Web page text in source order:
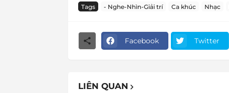
Tags - Nghe-Nhìn-Giải trí Ca khúc Nhạc
Facebook Twitter
LIÊN QUAN